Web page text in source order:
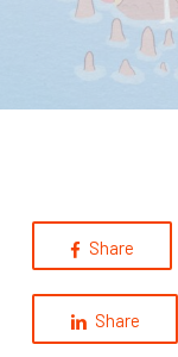
Share
Share